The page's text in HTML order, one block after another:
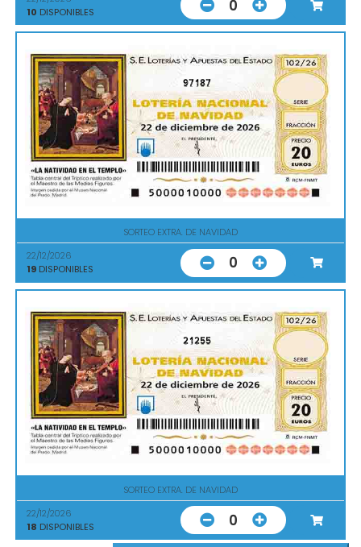
10 DISPONIBLES 0
97187
SORTEO EXTRA. DE NAVIDAD
22/12/2026
19 DISPONIBLES 0
21255
SORTEO EXTRA. DE NAVIDAD
22/12/2026
18 DISPONIBLES 0